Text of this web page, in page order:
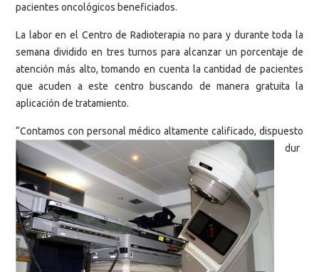
pacientes oncológicos beneficiados.
La labor en el Centro de Radioterapia no para y durante toda la
semana dividido en tres turnos para alcanzar un porcentaje de
atención más alto, tomando en cuenta la cantidad de pacientes
que acuden a este centro buscando de manera gratuita la
aplicación de tratamiento.
“Contamos con personal médico altamente calificado, dispuesto
dur